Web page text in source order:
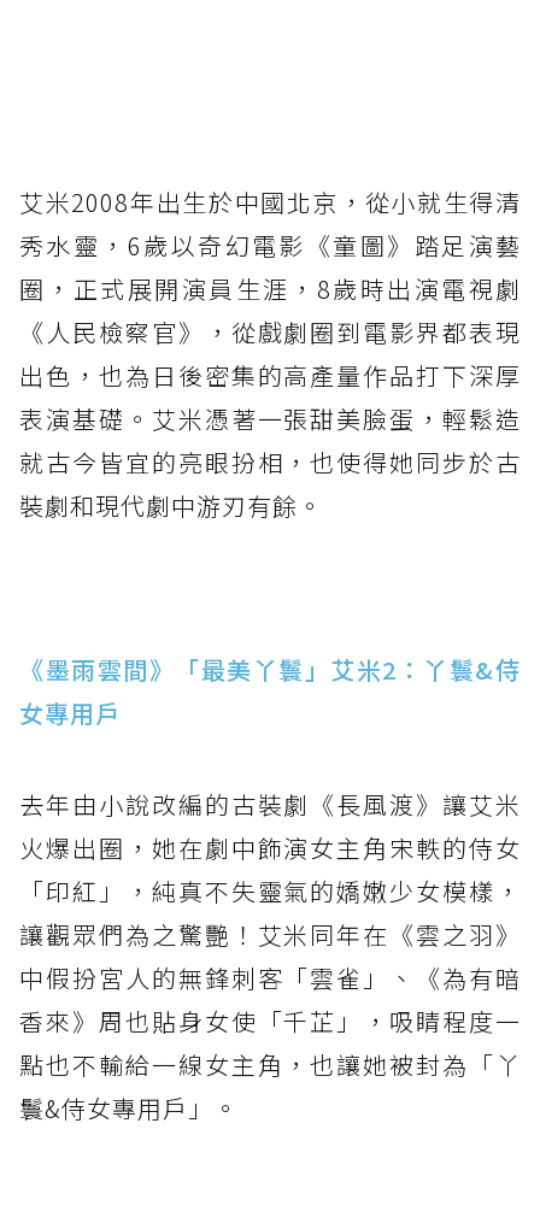
艾米2008年出生於中國北京，從小就生得清
秀水靈，6歲以奇幻電影《童圖》踏足演藝
圈，正式展開演員生涯，8歲時出演電視劇
《人民檢察官》，從戲劇圈到電影界都表現
出色，也為日後密集的高產量作品打下深厚
表演基礎。艾米憑著一張甜美臉蛋，輕鬆造
就古今皆宜的亮眼扮相，也使得她同步於古
裝劇和現代劇中游刃有餘。
《墨雨雲間》「最美丫鬟」艾米2：丫鬟&侍
女專用戶
去年由小說改編的古裝劇《長風渡》讓艾米
火爆出圈，她在劇中飾演女主角宋軼的侍女
「印紅」，純真不失靈氣的嬌嫩少女模樣，
讓觀眾們為之驚艷！艾米同年在《雲之羽》
中假扮宮人的無鋒刺客「雲雀」、《為有暗
香來》周也貼身女使「千芷」，吸睛程度一
點也不輸給一線女主角，也讓她被封為「丫
鬟&侍女專用戶」。